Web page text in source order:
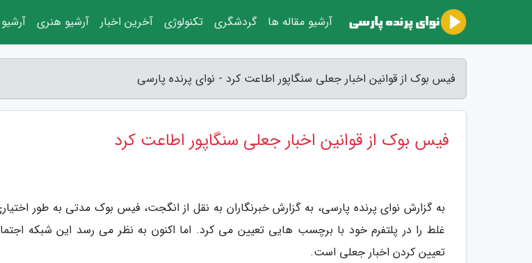
فیس بوک از قوانین اخبار جعلی سنگاپور اطاعت کرد - نوای پرنده پارسی
فیس بوک از قوانین اخبار جعلی سنگاپور اطاعت کرد
به گزارش نوای پرنده پارسی، به گزارش خبرنگاران به نقل از انگجت، فیس بوک مدتی به طور
غلط را در پلتفرم خود با برچسب هایی تعیین می کرد. اما اکنون به نظر می رسد این شبکه
تعیین کردن اخبار جعلی است.
آرشیو مقاله ها گردشگری تکنولوژی آخرین اخبار آرشیو هنری